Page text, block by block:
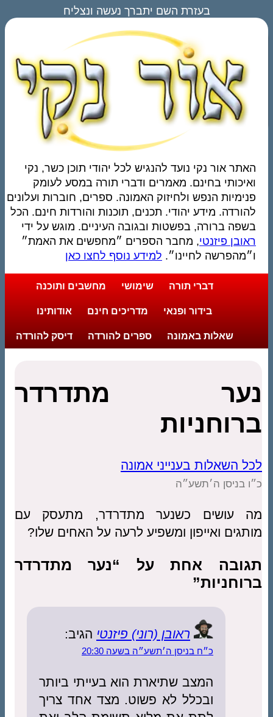
בעזרת השם יתברך נעשה ונצליח
האתר אור נקי נועד להנגיש לכל יהודי תוכן כשר, נקי
ואיכותי בחינם. מאמרים ודברי תורה במסע לעומק
פנימיות הנפש ולחיזוק האמונה. ספרים, חוברות ועלונים
להורדה. מידע יהודי. תכנים, תוכנות והורדות חינם. הכל
בשפה ברורה, בפשטות ובגובה העיניים. מוגש על ידי
ראובן פיזנטי, מחבר הספרים ״מחפשים את האמת״
ו״מהפרשה לחיינו״. למידע נוסף לחצו כאן
דברי תורה שימושי מחשבים ותוכנה
בידור ופנאי מדריכים חינם אודותינו
שאלות באמונה ספרים להורדה דיסק להורדה
נער מתדרדר
ברוחניות
לכל השאלות בענייני אמונה
כ״ו בניסן ה׳תשע״ה
מה עושים כשנער מתדרדר, מתעסק עם
מותגים ואייפון ומשפיע לרעה על האחים שלו?
תגובה אחת על “נער מתדרדר
ברוחניות”
ראובן (רוני) פיזנטי הגיב:
כ״ח בניסן ה׳תשע״ה בשעה 20:30
המצב שתיארת הוא בעייתי ביותר
ובכלל לא פשוט. מצד אחד צריך